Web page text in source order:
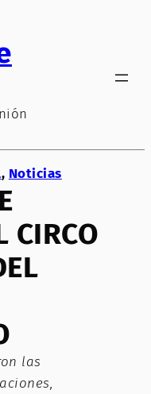
, Noticias
CIRCO
las